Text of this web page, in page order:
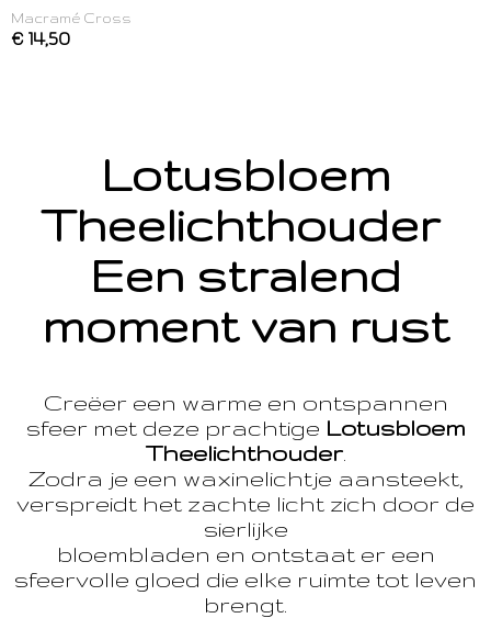
Macramé Cross
€ 14,50
Lotusbloem
Theelichthouder
Een stralend
moment van rust
Creëer een warme en ontspannen
sfeer met deze prachtige Lotusbloem
Theelichthouder.
Zodra je een waxinelichtje aansteekt,
verspreidt het zachte licht zich door de
sierlijke
bloembladen en ontstaat er een
sfeervolle gloed die elke ruimte tot leven
brengt.